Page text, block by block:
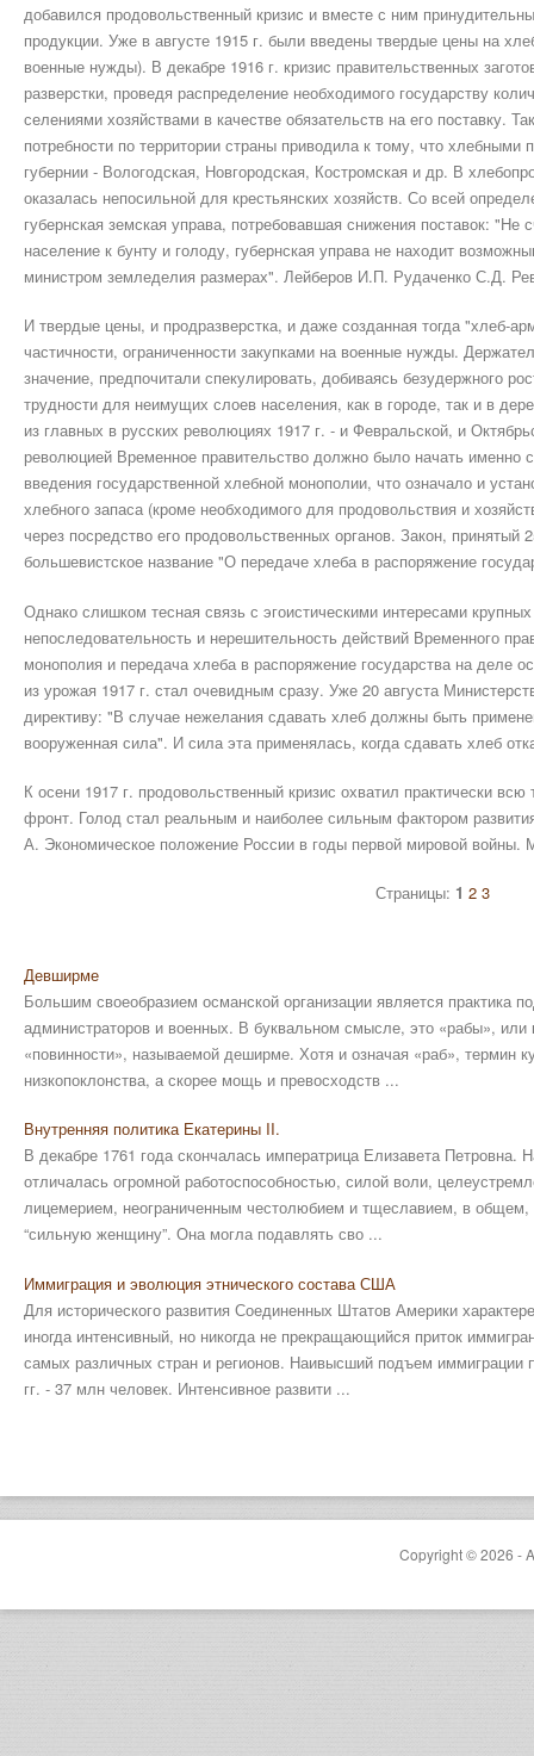
добавился продовольственный кризис и вместе с ним
продукции. Уже в августе 1915 г. были введены твердые цены на
военные нужды). В декабре 1916 г. кризис правительственных
разверстки, проведя распределение необходимого государству
селениями хозяйствами в качестве обязательств на его поставку.
потребности по территории страны приводила к тому, что хлебными
губернии - Вологодская, Новгородская, Костромская и др. В
оказалась непосильной для крестьянских хозяйств. Со всей
губернская земская управа, потребовавшая снижения поставок: "Не
население к бунту и голоду, губернская управа не находит
министром земледелия размерах". Лейберов И.П. Рудаченко С.Д.
И твердые цены, и продразверстка, и даже созданная тогда "хлеб-
частичности, ограниченности закупками на военные нужды.
значение, предпочитали спекулировать, добиваясь безудержного
трудности для неимущих слоев населения, как в городе, так и в
из главных в русских революциях 1917 г. - и Февральской, и
революцией Временное правительство должно было начать именно
введения государственной хлебной монополии, что означало и
хлебного запаса (кроме необходимого для продовольствия и
через посредство его продовольственных органов. Закон, принятый
большевистское название "О передаче хлеба в распоряжение
Однако слишком тесная связь с эгоистическими интересами
непоследовательность и нерешительность действий Временного
монополия и передача хлеба в распоряжение государства на деле
из урожая 1917 г. стал очевидным сразу. Уже 20 августа
директиву: "В случае нежелания сдавать хлеб должны быть
вооруженная сила". И сила эта применялась, когда сдавать хлеб
К осени 1917 г. продовольственный кризис охватил практически
фронт. Голод стал реальным и наиболее сильным фактором
А. Экономическое положение России в годы первой мировой войны.
Страницы: 1 2 3
Девширме
Большим своеобразием османской организации является практика
администраторов и военных. В буквальном смысле, это «рабы», или
«повинности», называемой деширме. Хотя и означая «раб», термин
низкопоклонства, а скорее мощь и превосходств ...
Внутренняя политика Екатерины II.
В декабре 1761 года скончалась императрица Елизавета Петровна.
отличалась огромной работоспособностью, силой воли,
лицемерием, неограниченным честолюбием и тщеславием, в
“сильную женщину”. Она могла подавлять сво ...
Иммиграция и эволюция этнического состава США
Для исторического развития Соединенных Штатов Америки
иногда интенсивный, но никогда не прекращающийся приток
самых различных стран и регионов. Наивысший подъем иммиграции
гг. - 37 млн человек. Интенсивное развити ...
Copyright © 2026 -